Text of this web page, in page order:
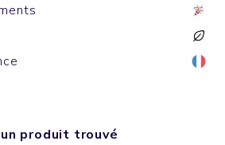
produit trouvé